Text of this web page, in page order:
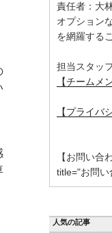
責任者：大
オプション
を網羅する
担当スタッ
【チームメ
【プライバ
【お問い合
title="お問い
人気の記事